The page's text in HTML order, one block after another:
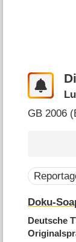
GB 2006 (
Doku-
Deutsche